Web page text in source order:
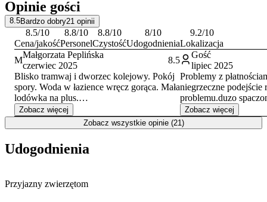
miasta. Warto również wybrać się na poszukiwanie słynnych
Wrocławskich Krasnali, zobaczyć monumentalne malowidło w
Panoramie Racławickiej lub podziwiać panoramę miasta z punktu
widokowego na wieżowcuSky Tower.
Opinie gości
8.5Bardzo dobry21 opinii
8.5/10
Cena/jakość
8.8/10
Personel
8.8/10
Czystość
8/10
Udogodnienia
9.2/10
Lokalizacja
M
Małgorzata Peplińska
czerwiec 2025
8.5
Blisko tramwaj i dworzec kolejowy. Pokój
spory. Woda w łazience wręcz gorąca. Mała
lodówka na plus.
Wystrój jak sprzed 30 lat. Brak wentylatora.
Ukraińska młodzież na wejściu na piętro,
dość głośno się zachowująca i plująca.
Zobacz więcej
Gość
lipiec 2025
Problemy z
niegrzeczne podejście
problemu.duzo
udzielanych przez
Zobacz więcej
Zobacz wszystkie opinie (21)
Udogodnienia
Przyjazny zwierzętom